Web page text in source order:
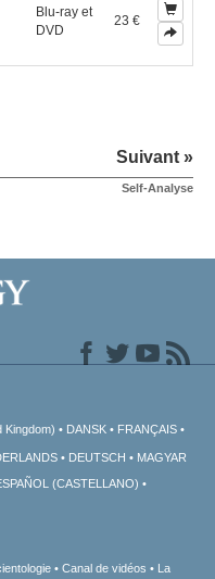
Blu-ray et
DVD
23 €
Suivant »
Self-Analyse
Kingdom) DANSK FRANÇAIS
DEUTSCH
MAGYAR
(CASTELLANO)
Canal de vidéos La